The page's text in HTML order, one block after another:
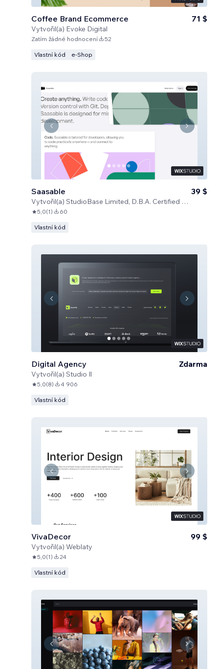
Coffee Brand Ecommerce
Vytvořil(a) Evoke Digital
71 $
Zatím žádné hodnocení 52
Vlastní kód e‑Shop
Saasable
Vytvořil(a) StudioBase Limited, D.B.A. Certified Code
39 $
5,0(1) 60
Vlastní kód
Digital Agency
Vytvořil(a) Studio Il
Zdarma
5,0(8) 4 906
Vlastní kód
VivaDecor
Vytvořil(a) Weblaty
99 $
5,0(1) 24
Vlastní kód